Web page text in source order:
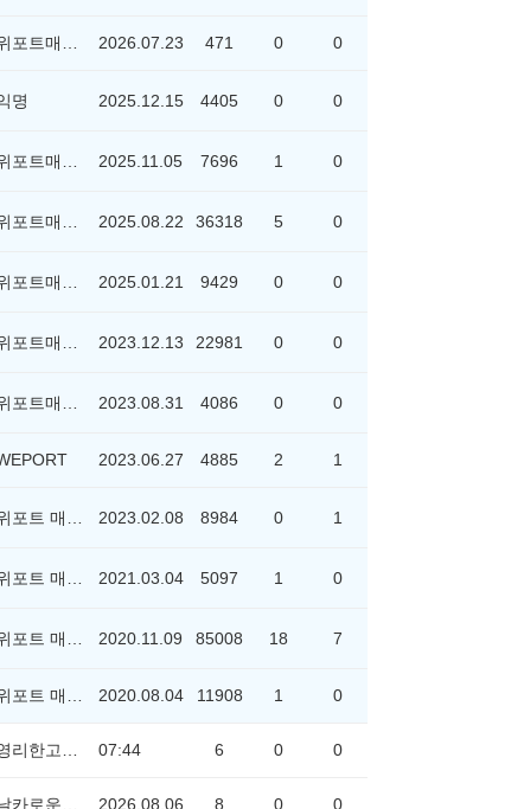
2026.07.23 471 0 0
명 2025.12.15 4405 0 0
2025.11.05 7696 1 0
2025.08.22 36318 5 0
2025.01.21 9429 0 0
2023.12.13 22981 0 0
2023.08.31 4086 0 0
2023.06.27 4885 2 1
2023.02.08 8984 0 1
2021.03.04 5097 1 0
2020.11.09 85008 18 7
2020.08.04 11908 1 0
07:44 6 0 0
2026.08.06 8 0 0